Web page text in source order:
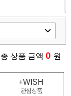
총 상품 금액 0 원
+WISH
관심상품